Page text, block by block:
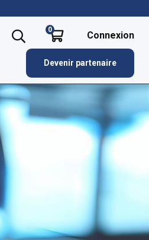
0 Connexion
Devenir partenaire